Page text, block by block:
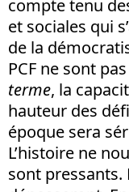
compte tenu
et sociales qui
de la
PCF ne sont
terme, la
hauteur des
époque sera
L’histoire ne
sont pressants.